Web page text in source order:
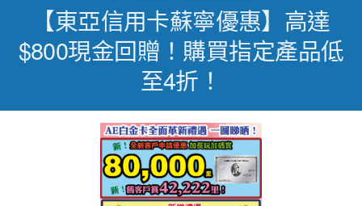
【東亞信用卡蘇寧優惠】高達
$800現金回贈！購買指定產品低
至4折！